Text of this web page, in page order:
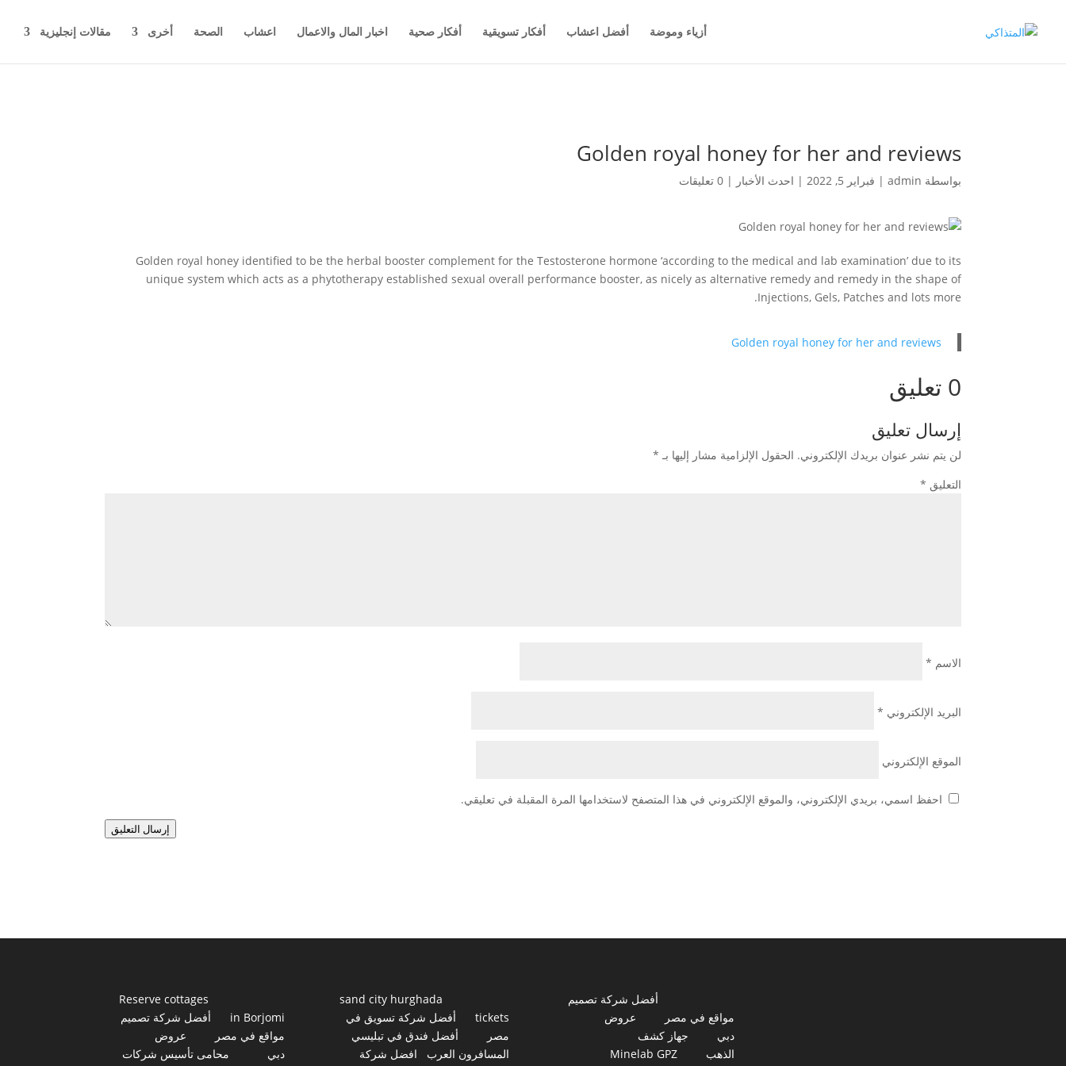
أزياء وموضة أفضل اعشاب أفكار تسويقية أفكار صحية اخبار المال والاعمال اعشاب الصحة أخرى مقالات إنجليزية
Golden royal honey for her and reviews
بواسطة admin
| فبراير 5, 2022 | احدث الأخبار | 0 تعليقات
Golden royal honey identified to be the herbal booster complement for the Testosterone hormone ‘according to the medical and lab examination’ due to its
unique system which acts as a phytotherapy established sexual overall performance booster, as nicely as alternative remedy and remedy in the shape of
Injections, Gels, Patches and lots more.
Golden royal honey for her and reviews
0 تعليق
إرسال تعليق
لن يتم نشر عنوان بريدك الإلكتروني. الحقول الإلزامية مشار إليها بـ *
التعليق *
الاسم *
البريد الإلكتروني *
الموقع الإلكتروني
احفظ اسمي، بريدي الإلكتروني، والموقع الإلكتروني في هذا المتصفح لاستخدامها المرة المقبلة في تعليقي.
إرسال التعليق
Reserve cottages
in Borjomi
أفضل شركة تصميم
مواقع في مصر
عروض
دبي
محامى تأسيس شركات
sand city hurghada
tickets
أفضل شركة تسويق في
مصر
أفضل فندق في تبليسي
المسافرون العرب
افضل شركة
أفضل شركة تصميم
مواقع في مصر
عروض
دبي
جهاز كشف
الذهب
Minelab GPZ